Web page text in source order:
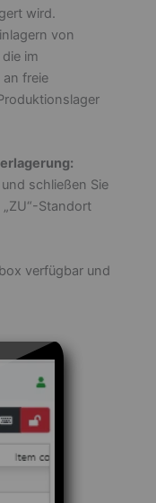
wird.
von
im
freie
schließen Sie
Standort
verfügbar und